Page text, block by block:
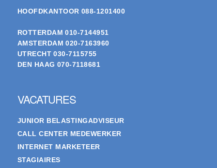
HOOFDKANTOOR 088-1201400
ROTTERDAM 010-7144951
AMSTERDAM 020-7163960
UTRECHT 030-7115755
DEN HAAG 070-7118681
VACATURES
JUNIOR BELASTINGADVISEUR
CALL CENTER MEDEWERKER
INTERNET MARKETEER
STAGIAIRES